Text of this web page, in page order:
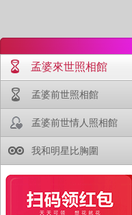
孟婆來世照相館
孟婆前世照相館
孟婆前世情人照相館
我和明星比胸圍